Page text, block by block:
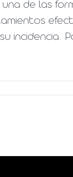
de las
incidencia.